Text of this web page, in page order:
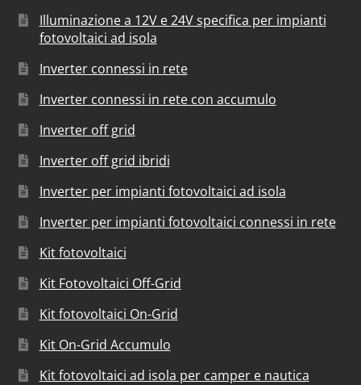
Illuminazione a 12V e 24V specifica per impianti
fotovoltaici ad isola
Inverter connessi in rete
Inverter connessi in rete con accumulo
Inverter off grid
Inverter off grid ibridi
Inverter per impianti fotovoltaici ad isola
Inverter per impianti fotovoltaici connessi in rete
Kit fotovoltaici
Kit Fotovoltaici Off-Grid
Kit fotovoltaici On-Grid
Kit On-Grid Accumulo
Kit fotovoltaici ad isola per camper e nautica